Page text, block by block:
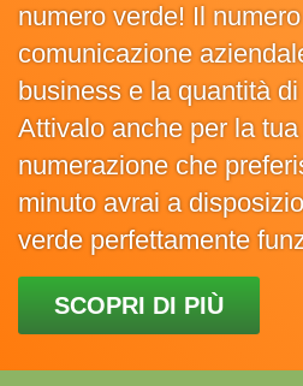
numero verde! Il
comunicazione
business e la quantità
Attivalo anche per la
numerazione che
minuto avrai a
verde perfettamente
SCOPRI DI PIÙ